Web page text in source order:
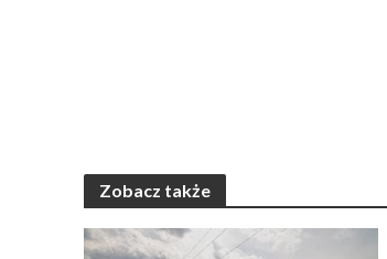
Zobacz także